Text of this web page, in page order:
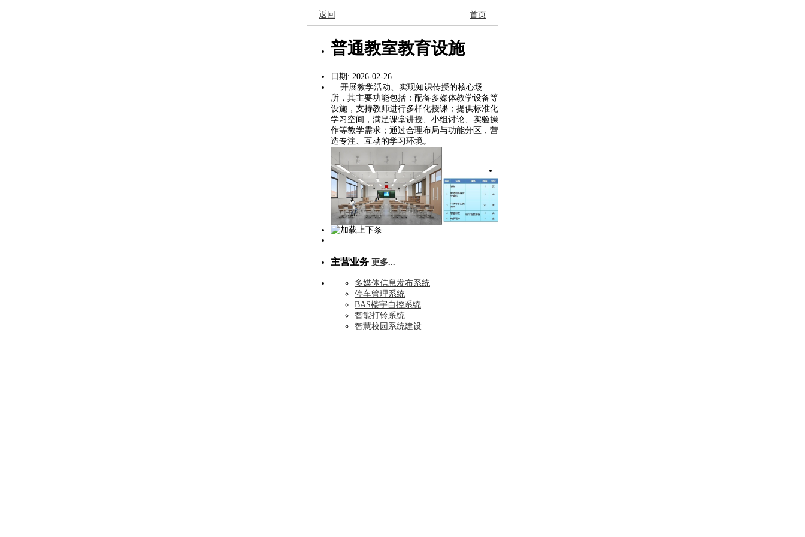
返回 首页
普通教室教育设施
日期: 2026-02-26
开展教学活动、实现知识传授的核心场
所，其主要功能包括：配备多媒体教学设备等
设施，支持教师进行多样化授课；提供标准化
学习空间，满足课堂讲授、小组讨论、实验操
作等教学需求；通过合理布局与功能分区，营
造专注、互动的学习环境。
主营业务 更多...
多媒体信息发布系统
停车管理系统
BAS楼宇自控系统
智能打铃系统
智慧校园系统建设